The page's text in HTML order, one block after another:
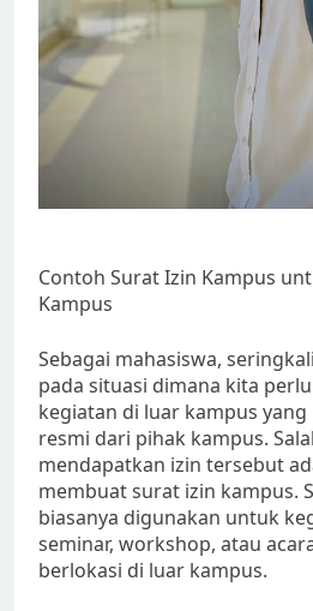
Contoh Surat Izin Kampus
Kampus
Sebagai mahasiswa,
pada situasi dimana kita
kegiatan di luar kampus
resmi dari pihak kampus.
mendapatkan izin tersebut
membuat surat izin kampus.
biasanya digunakan untuk
seminar, workshop, atau
berlokasi di luar kampus.